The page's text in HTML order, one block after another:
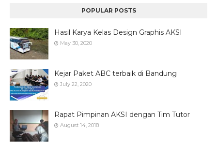
POPULAR POSTS
Hasil Karya Kelas Design Graphis AKSI
May 30, 2020
Kejar Paket ABC terbaik di Bandung
July 22, 2020
Rapat Pimpinan AKSI dengan Tim Tutor
August 14, 2018